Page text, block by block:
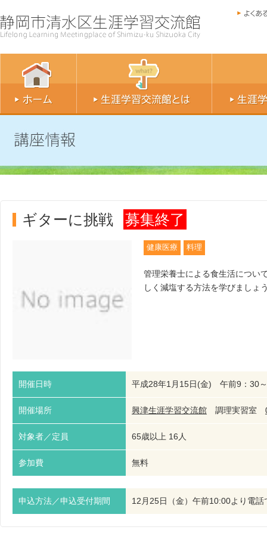
ギターに挑戦 募集終了
健康医療 料理
管理栄養士による食生活につい
しく減塩する方法を学びましょ
開催日時 平成28年1月15日(金) 午前9：30
開催場所 興津生涯学習交流館 調理実習室
対象者／定員 65歳以上 16人
参加費 無料
申込方法／申込受付期間 12月25日（金）午前10:00より電